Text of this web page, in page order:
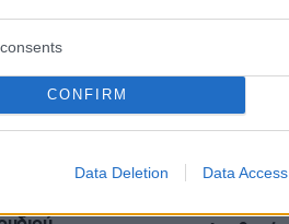
CONFIRM
Data Deletion Data Access
τελευταίο αντίο
πριν 15